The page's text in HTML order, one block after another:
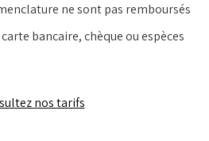
ne sont pas remboursés
bancaire, chèque ou espèces
nos tarifs